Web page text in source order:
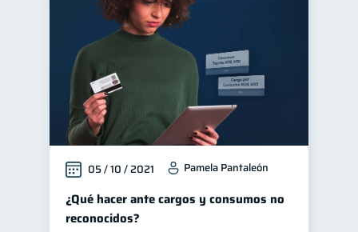
05 / 10 / 2021 Pamela Pantaleón
¿Qué hacer ante cargos y consumos no
reconocidos?